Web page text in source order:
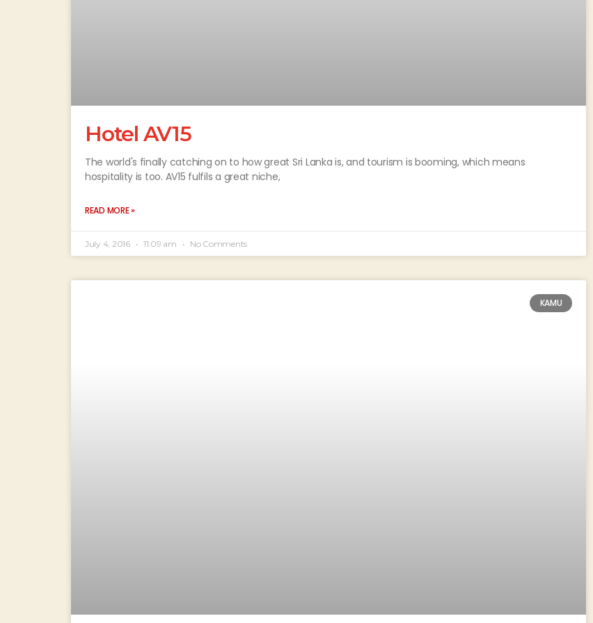
Hotel AV15
The world's finally catching on to how great Sri Lanka is, and tourism is booming, which means
hospitality is too. AV15 fulfils a great niche,
READ MORE »
July 4, 2016 11:09 am No Comments
KAMU